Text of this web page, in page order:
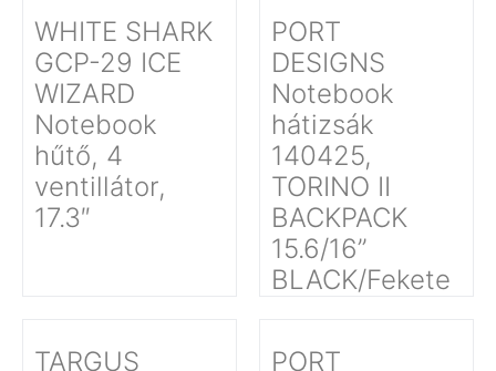
WHITE SHARK
GCP-29 ICE
WIZARD
Notebook
hűtő, 4
ventillátor,
17.3″
PORT
DESIGNS
Notebook
hátizsák
140425,
TORINO II
BACKPACK
15.6/16’’
BLACK/Fekete
TARGUS
PORT